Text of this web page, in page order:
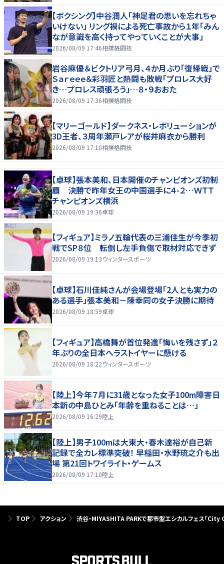
【ボクシング】中谷潤人「神足君の思いを忘れちゃ
いけない」 リング禍による死亡事故から１年「みん
なが意識を高く持ってやっていくことが大事」
2026/08/09 17:46相撲格闘技
岩谷麻優＆ビクトリア弓月、４か月ぶり「復帰戦」で
Ｓａｒｅｅｅ＆彩羽匠と熱闘も敗戦「プロレス大好
き…プロレス頑張ろう」…８・９おおた
2026/08/09 17:36相撲格闘技
【マリーゴールド】ダークネス・レボリューションが
3D王者、３周年瀬戸レアが桜井麻衣から勝利
2026/08/09 17:10相撲格闘技
【卓球】張本美和、日本開催のチャンピオンズ初制
覇 決勝で昨年女王の中国選手に４-２…ＷＴＴ
チャンピオンズ横浜
2026/08/09 19:36卓球
【フィギュア】ミラノ五輪代表の三浦佳生が今季初
戦でSP８位 転倒し左手負傷で取材対応できず
2026/08/09 19:13ウィンタースポーツ
【卓球】石川佳純さんが会場登場「2人とも実力の
ある選手」張本美和－陳幸同の女子決勝に期待
2026/08/09 18:59卓球
【フィギュア】高橋舞が首位発進「悔いを残さず」２
年ぶりの全日本へラストイヤーに懸ける
2026/08/09 18:22ウィンタースポーツ
【陸上】今年７月に31歳となった女子100m障害日
本新の中島ひとみ「年齢を重ねることは…」
2026/08/09 16:29陸上
【陸上】男子100mは大東大・春木達裕が自己新
記録で全カレ標準突破！ 早稲田・水野琉之介も出
場 第21回トワイライト・ゲームス
2026/08/09 17:10陸上
TOP アクション 渋谷・MIYASHITA PARKで都市型エシカルフェス「City